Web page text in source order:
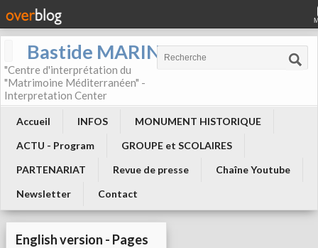
Bastide MARIN
"Centre d'interprétation du
"Matrimoine Méditerranéen" -
Interpretation Center
Accueil INFOS
MONUMENT HISTORIQUE
ACTU - Program
GROUPE et SCOLAIRES
PARTENARIAT
Revue de presse
Chaîne Youtube
Newsletter
Contact
English version - Pages